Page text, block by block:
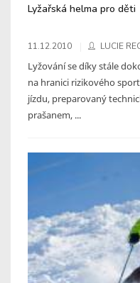
Lyžařská helma pro děti
11.12.2010 LUCIE
Lyžování se díky stále
na hranici rizikového
jízdu, preparovaný
prašanem, ...